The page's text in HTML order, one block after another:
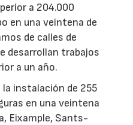
a 204.000
en una veintena de
de calles de
desarrollan trabajos
a un año.
instalación de 255
en una veintena
Eixample, Sants-